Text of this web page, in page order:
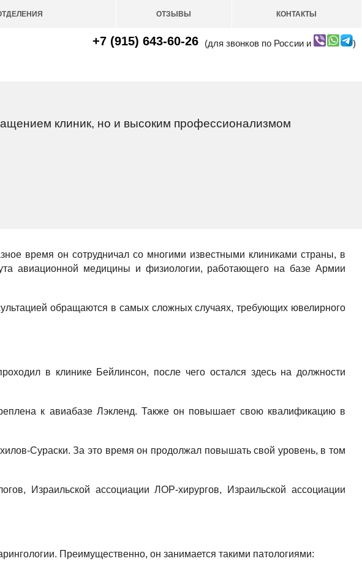
ОТЗЫВЫ КОНТАКТЫ
+7 (915) 643-60-26 (для звонков по России и )
клиник, но и высоким профессионализмом
время он сотрудничал со многими известными клиниками страны, в
авиационной медицины и физиологии, работающего на базе Армии
обращаются в самых сложных случаях, требующих ювелирного
в клинике Бейлинсон, после чего остался здесь на должности
к авиабазе Лэкленд. Также он повышает свою квалификацию в
Сураски. За это время он продолжал повышать свой уровень, в том
Израильской ассоциации ЛОР-хирургов, Израильской ассоциации
Преимущественно, он занимается такими патологиями: